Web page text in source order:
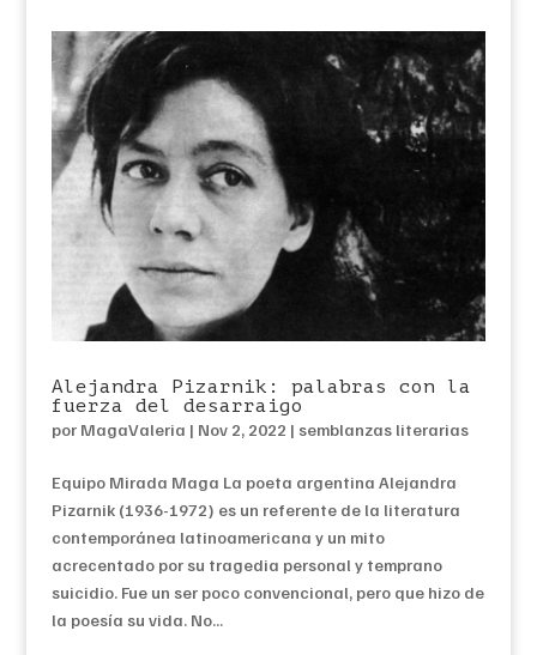
Alejandra Pizarnik: palabras con la
fuerza del desarraigo
por MagaValeria | Nov 2, 2022 | semblanzas literarias
Equipo Mirada Maga La poeta argentina Alejandra
Pizarnik (1936-1972) es un referente de la literatura
contemporánea latinoamericana y un mito
acrecentado por su tragedia personal y temprano
suicidio. Fue un ser poco convencional, pero que hizo de
la poesía su vida. No...